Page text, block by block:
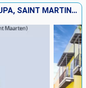
PORTORICO, TORTOLA, GUADALUPA, SAINT MARTIN, BARBADOS, SANTA LUCIA, SAINT THOMAS